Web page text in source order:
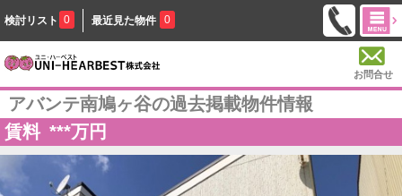
検討リスト 0 最近見た物件 0
お問合せ
アバンテ南鳩ヶ谷の過去掲載物件情報
賃料 ***万円